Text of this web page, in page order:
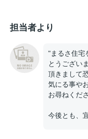
担当者より
"まるさ住宅
とうござい
頂きまして
気にる事や
お尋ねくだ
今後とも、